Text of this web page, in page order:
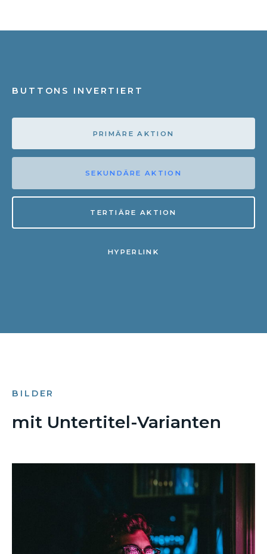
BUTTONS INVERTIERT
PRIMÄRE AKTION
SEKUNDÄRE AKTION
TERTIÄRE AKTION
HYPERLINK
BILDER
mit Untertitel-Varianten